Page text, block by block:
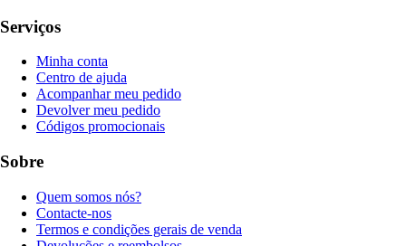
Serviços
Minha conta
Centro de ajuda
Acompanhar meu pedido
Devolver meu pedido
Códigos promocionais
Sobre
Quem somos nós?
Contacte-nos
Termos e condições gerais de venda